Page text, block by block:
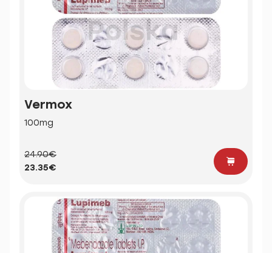
Vermox
100mg
24.90€
23.35€